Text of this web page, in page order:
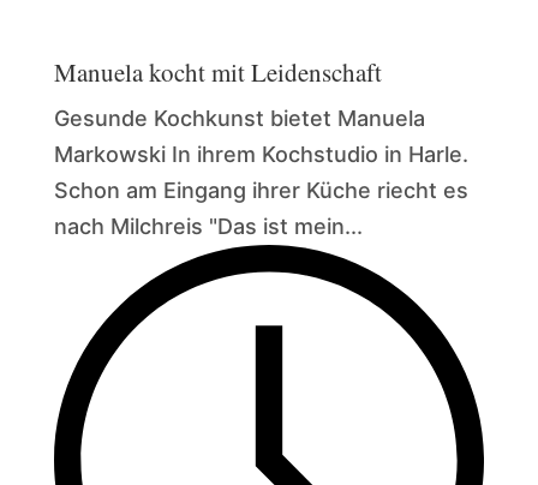
Manuela kocht mit Leidenschaft
Gesunde Kochkunst bietet Manuela
Markowski In ihrem Kochstudio in Harle.
Schon am Eingang ihrer Küche riecht es
nach Milchreis "Das ist mein...